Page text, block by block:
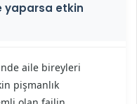
yaparsa etkin
aile bireyleri
pişmanlık